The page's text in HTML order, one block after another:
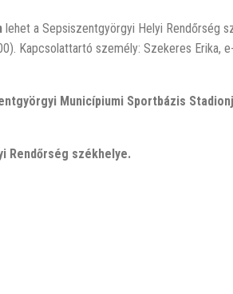
lehet a Sepsiszentgyörgyi Helyi Rendőrség
Kapcsolattartó személy: Szekeres Erika,
Municípiumi Sportbázis
Rendőrség székhelye.